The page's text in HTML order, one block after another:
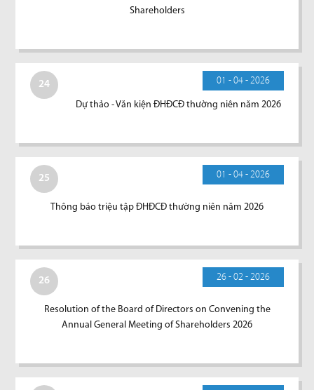
Shareholders
24 01 - 04 - 2026
Dự thảo - Văn kiện ĐHĐCĐ thường niên năm 2026
25 01 - 04 - 2026
Thông báo triệu tập ĐHĐCĐ thường niên năm 2026
26 26 - 02 - 2026
Resolution of the Board of Directors on Convening the
Annual General Meeting of Shareholders 2026